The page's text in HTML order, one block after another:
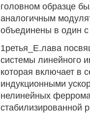
головном образце
аналогичным
объединены в один
1ретья_Е.лава
системы линейного
которая включает в
индукционными
нелинейных
стабилизированной